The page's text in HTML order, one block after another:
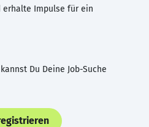
erhalte Impulse für ein
Du Deine Job-Suche